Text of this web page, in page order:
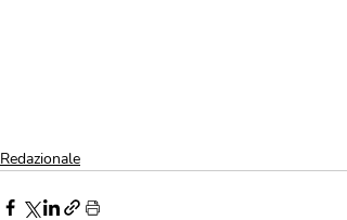
Redazionale